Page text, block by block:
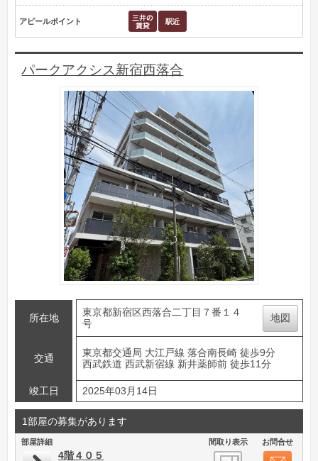
アピールポイント
パークアクシス新宿西落合
所在地
東京都新宿区西落合二丁目７番１４
号
地図
交通
東京都交通局 大江戸線 落合南長崎 徒歩9分
西武鉄道 西武新宿線 新井薬師前 徒歩11分
竣工日 2025年03月14日
1部屋の募集があります
部屋詳細 間取り表示 お問合せ
4階４０５